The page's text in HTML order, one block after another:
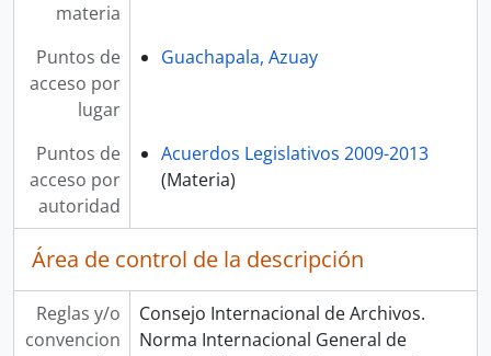
materia
Puntos de
acceso por
lugar
Guachapala, Azuay
Puntos de
acceso por
autoridad
Acuerdos Legislativos 2009-2013
(Materia)
Área de control de la descripción
Reglas y/o
convencion
Consejo Internacional de Archivos.
Norma Internacional General de